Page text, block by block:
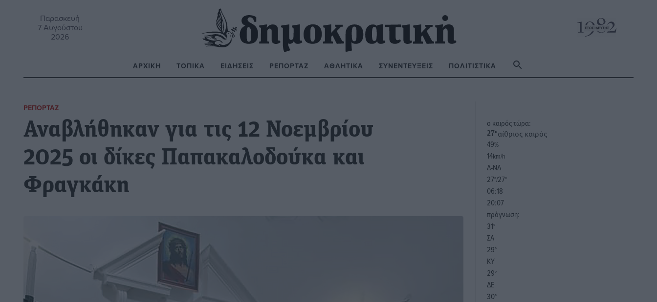
Παρασκευή
7 Αυγούστου
2026
ΑΡΧΙΚΉ ΤΟΠΙΚΆ ΕΙΔΉΣΕΙΣ ΡΕΠΟΡΤΆΖ ΑΘΛΗΤΙΚΆ ΣΥΝΕΝΤΕΎΞΕΙΣ ΠΟΛΙΤΙΣΤΙΚΆ
ΡΕΠΟΡΤΆΖ
Αναβλήθηκαν για τις 12 Νοεμβρίου
2025 οι δίκες Παπακαλοδούκα και
Φραγκάκη
o καιρός τώρα:
27°αίθριος καιρός
49%
14km/h
Δ-ΝΔ
27°/27°
06:18
20:07
πρόγνωση:
31°
ΣΑ
29°
ΚΥ
29°
ΔΕ
30°